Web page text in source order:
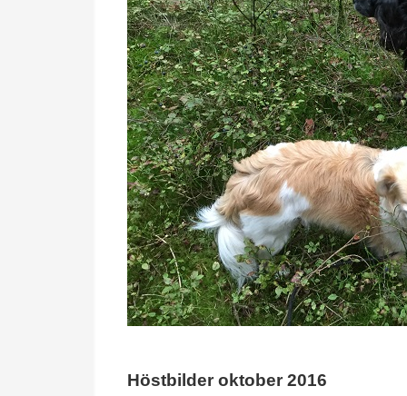
Höstbilder oktober 2016